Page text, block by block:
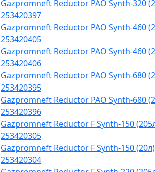
Gazpromneft Reductor PAO Synth-320
253420397
Gazpromneft Reductor PAO Synth-460
253420405
Gazpromneft Reductor PAO Synth-460
253420406
Gazpromneft Reductor PAO Synth-680
253420395
Gazpromneft Reductor PAO Synth-680
253420396
Gazpromneft Reductor F Synth-150
253420305
Gazpromneft Reductor F Synth-150 (20л)
253420304